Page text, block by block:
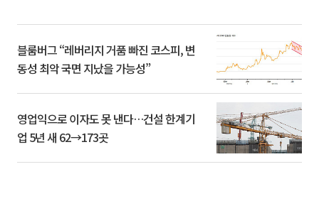
블룸버그 “레버리지 거품 빠진 코스피, 변
동성 최악 국면 지났을 가능성”
영업익으로 이자도 못 낸다…건설 한계기
업 5년 새 62→173곳